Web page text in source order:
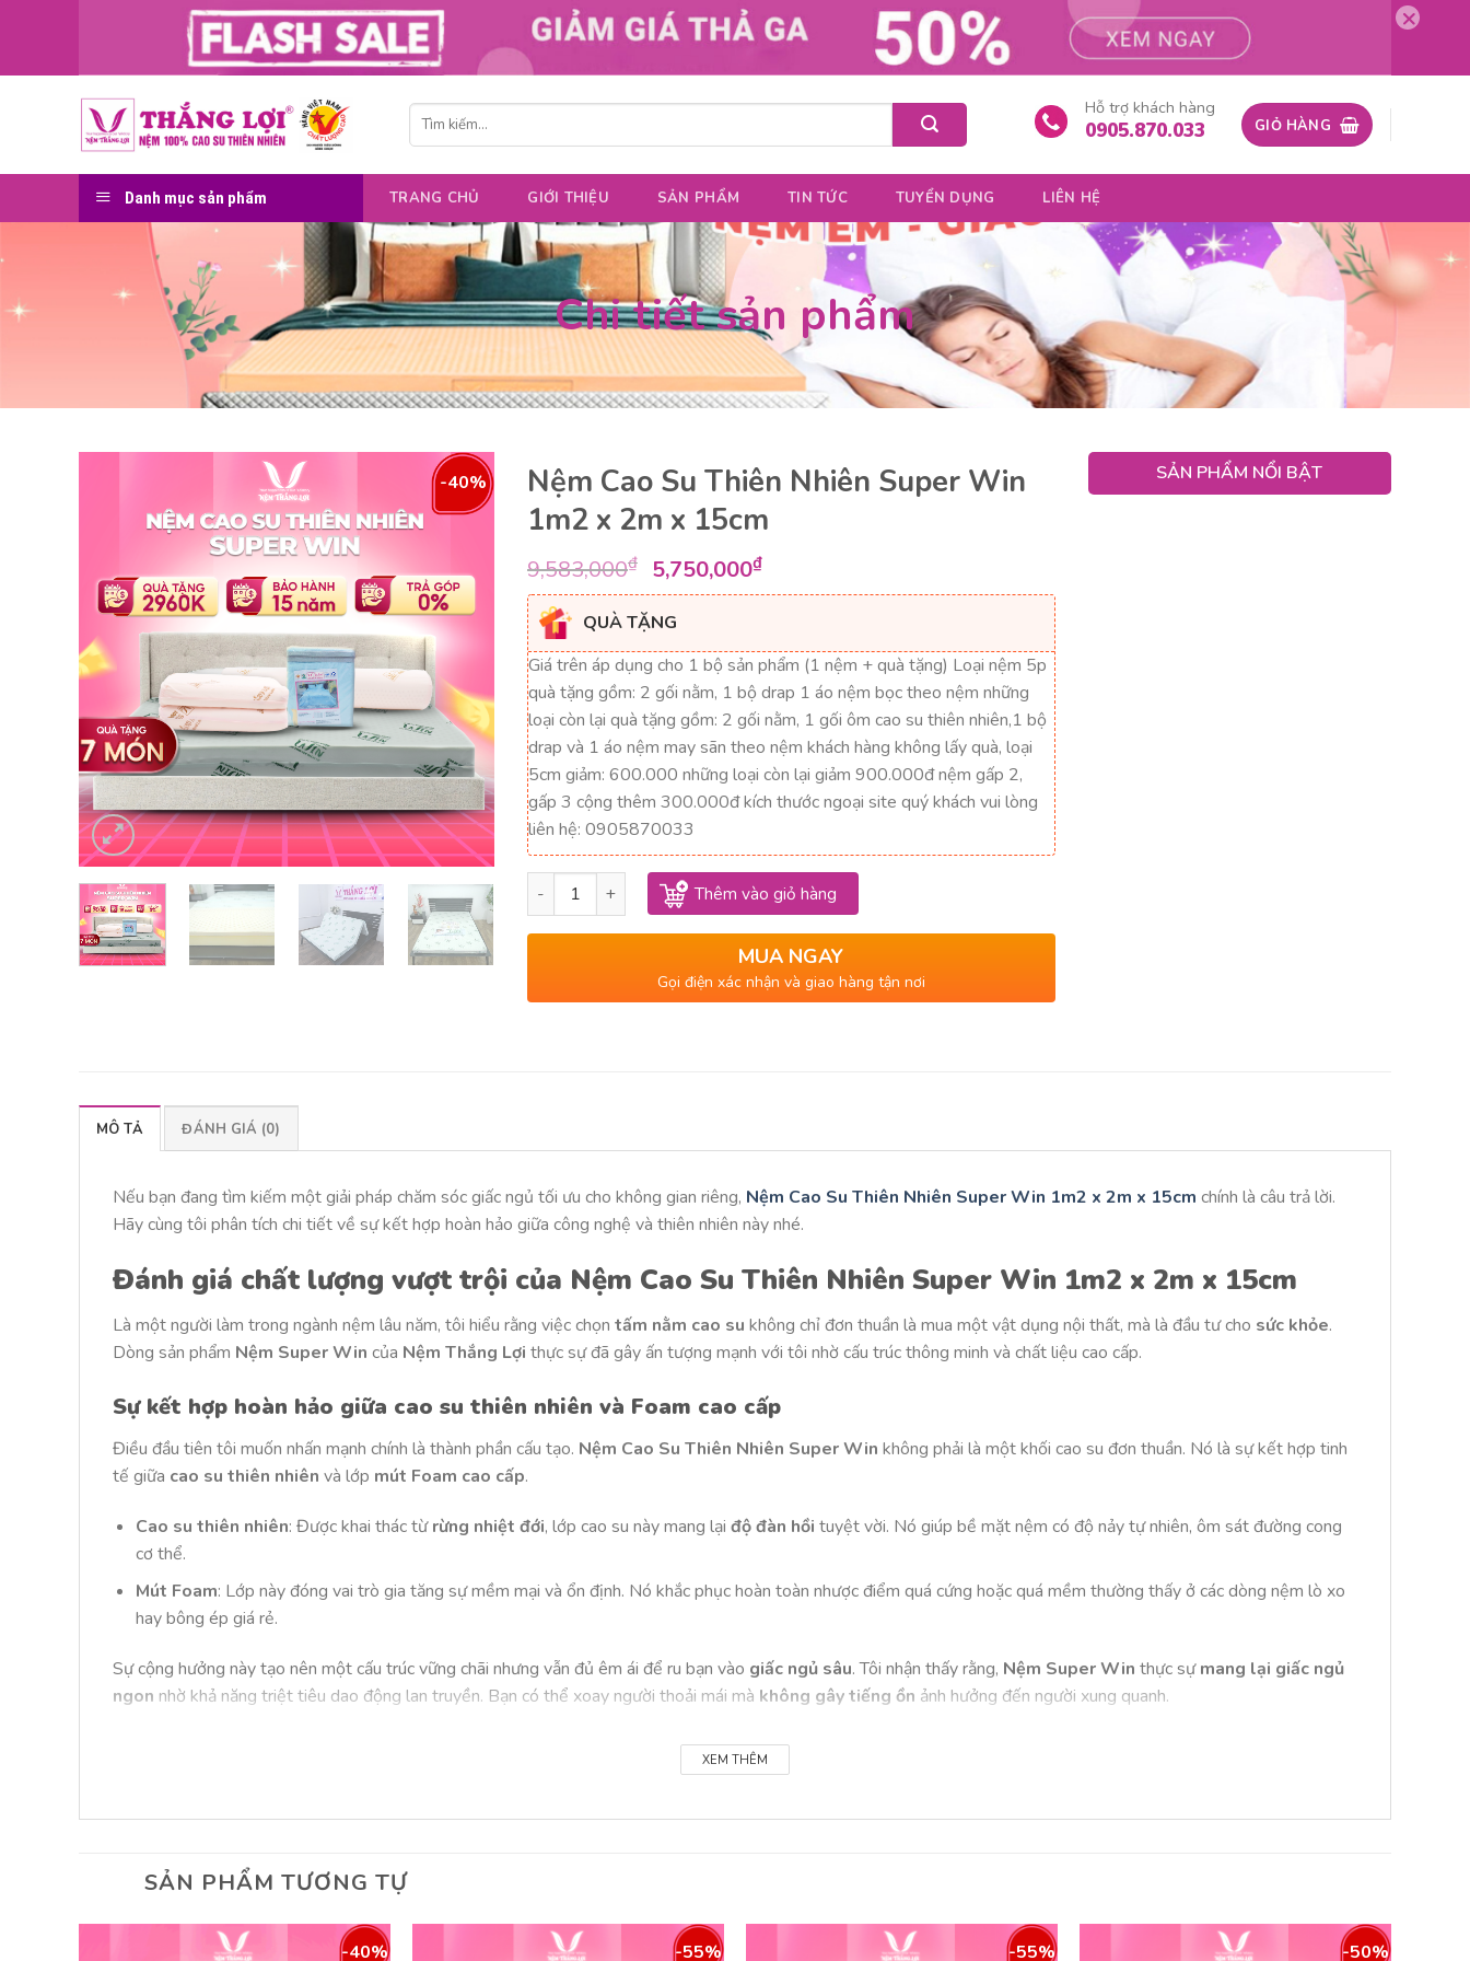
×
Tìm
kiếm:
Hỗ trợ khách hàng
0905.870.033 GIỎ HÀNG
Danh mục sản phẩm TRANG CHỦ GIỚI THIỆU SẢN PHẨM TIN TỨC TUYỂN DỤNG LIÊN HỆ
Chi tiết sản phẩm
-40%
Nệm Cao Su Thiên Nhiên Super Win
1m2 x 2m x 15cm
9,583,000₫ Giá
gốc
là:
9,583,000₫.
5,750,000₫Giá
hiện
là:
5,750,000₫.
QUÀ TẶNG
Giá trên áp dụng cho 1 bộ sản phẩm (1 nệm + quà tặng) Loại nệm 5p
quà tặng gồm: 2 gối nằm, 1 bộ drap 1 áo nệm bọc theo nệm những
loại còn lại quà tặng gồm: 2 gối nằm, 1 gối ôm cao su thiên nhiên,1 bộ
drap và 1 áo nệm may sãn theo nệm khách hàng không lấy quà, loại
5cm giảm: 600.000 những loại còn lại giảm 900.000đ nệm gấp 2,
gấp 3 cộng thêm 300.000đ kích thước ngoại site quý khách vui lòng
liên hệ: 0905870033
Nệm Cao Su Thiên Nhiên Super Win 1m2 x 2m x 15cm số lượng
Thêm vào giỏ hàng
MUA NGAY
Gọi điện xác nhận và giao hàng tận nơi
SẢN PHẨM NỔI BẬT
MÔ TẢ ĐÁNH GIÁ (0)
Nếu bạn đang tìm kiếm một giải pháp chăm sóc giấc ngủ tối ưu cho không gian riêng, Nệm Cao Su Thiên Nhiên Super Win 1m2 x 2m x 15cm chính là câu trả lời.
Hãy cùng tôi phân tích chi tiết về sự kết hợp hoàn hảo giữa công nghệ và thiên nhiên này nhé.
Đánh giá chất lượng vượt trội của Nệm Cao Su Thiên Nhiên Super Win 1m2 x 2m x 15cm
Là một người làm trong ngành nệm lâu năm, tôi hiểu rằng việc chọn tấm nằm cao su không chỉ đơn thuần là mua một vật dụng nội thất, mà là đầu tư cho sức khỏe.
Dòng sản phẩm Nệm Super Win của Nệm Thắng Lợi thực sự đã gây ấn tượng mạnh với tôi nhờ cấu trúc thông minh và chất liệu cao cấp.
Sự kết hợp hoàn hảo giữa cao su thiên nhiên và Foam cao cấp
Điều đầu tiên tôi muốn nhấn mạnh chính là thành phần cấu tạo. Nệm Cao Su Thiên Nhiên Super Win không phải là một khối cao su đơn thuần. Nó là sự kết hợp tinh
tế giữa cao su thiên nhiên và lớp mút Foam cao cấp.
Cao su thiên nhiên: Được khai thác từrừng nhiệt đới, lớp cao su này mang lại độ đàn hồi tuyệt vời. Nó giúp bề mặt nệm có độ nảy tự nhiên, ôm sát đường cong
cơ thể.
Mút Foam: Lớp này đóng vai trò gia tăng sự mềm mại và ổn định. Nó khắc phục hoàn toàn nhược điểm quá cứng hoặc quá mềm thường thấy ở các dòng nệm lò xo
hay bông ép giá rẻ.
Sự cộng hưởng này tạo nên một cấu trúc vững chãi nhưng vẫn đủ êm ái để ru bạn vào giấc ngủ sâu. Tôi nhận thấy rằng, Nệm Super Win thực sựmang lại giấc ngủ
ngon nhờ khả năng triệt tiêu dao động lan truyền. Bạn có thể xoay người thoải mái mà không gây tiếng ồn ảnh hưởng đến người xung quanh.
nệm được thiết kế với hàng ngànlỗ thông hơinhỏ li ti ở cả hai mặt.
Cơ chế này cho phép không khí đối lưu liên tục. Nhiệt độ cơ thể tỏa ra khi ngủ sẽ được thoát nhanh qua các lỗ này, giúp
dụng trong mùa hè oi bức, cảm giác thoáng mát vẫn luôn hiện hữu. Đây là
Công nghệ kháng khuẩn và khử mùi tiên tiến
XEM THÊM
SẢN PHẨM TƯƠNG TỰ
-40% -55% -55% -50%